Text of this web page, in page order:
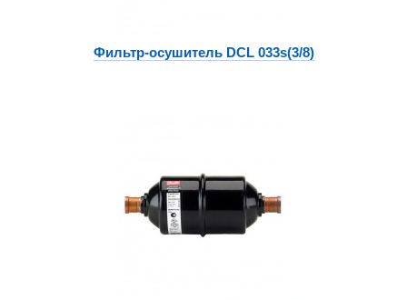
Фильтр-осушитель DCL 033s(3/8)